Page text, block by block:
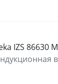
IZS 86630